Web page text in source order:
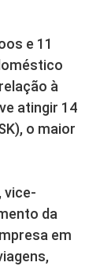
e 11
à
atingir 14
o maior
vice-
da
em